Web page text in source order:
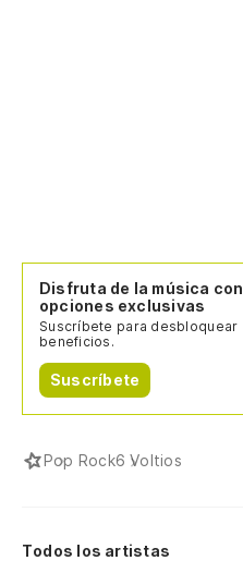
Disfruta de la música con
opciones exclusivas
Suscríbete para desbloquear
beneficios.
Suscríbete
Pop Rock6 Voltios
Todos los artistas